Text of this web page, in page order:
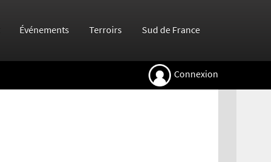
Événements Terroirs Sud de France
Connexion